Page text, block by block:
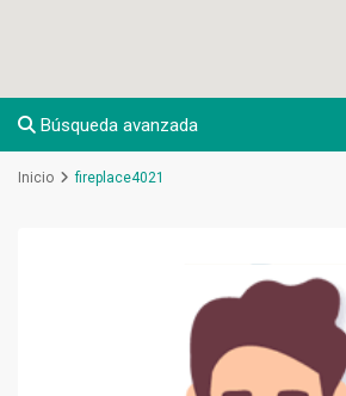
Búsqueda avanzada
Inicio fireplace4021